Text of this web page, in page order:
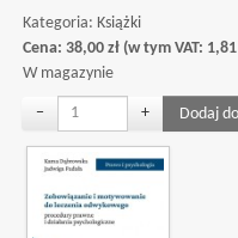
Kategoria:Książki
Cena: 38,00 zł (w tym VAT: 1,81
W magazynie
− +